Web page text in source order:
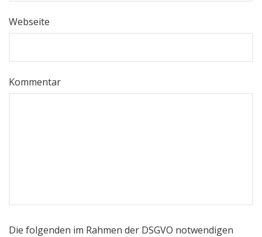
Webseite
Kommentar
Die folgenden im Rahmen der DSGVO notwendigen